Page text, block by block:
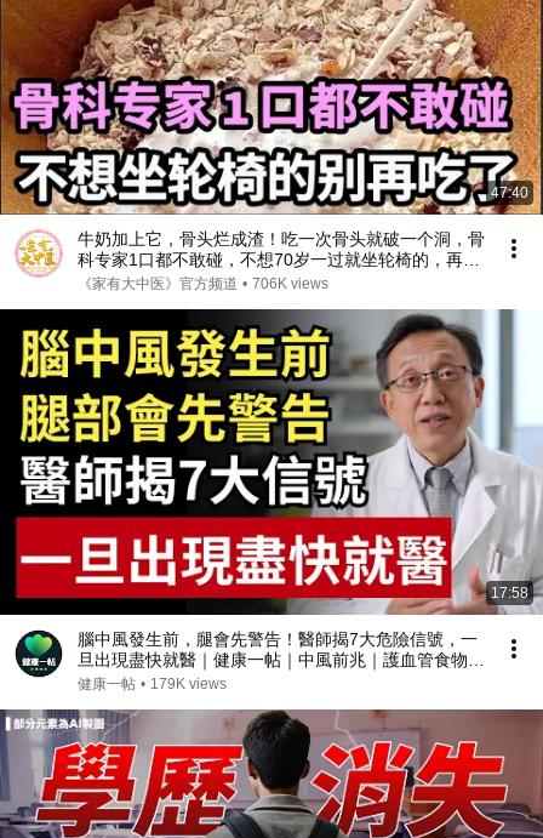
47:40
牛奶加上它，骨头烂成渣！吃一次骨头就破一个洞，骨
科专家1口都不敢碰，不想70岁一过就坐轮椅的，再喜
欢都要忌口！【家庭大医生】
《家有大中医》官方频道 • 706K views
17:58
腦中風發生前，腿會先警告！醫師揭7大危險信號，一
旦出現盡快就醫｜健康一帖｜中風前兆｜護血管食物｜
腦中風症狀
健康一帖 • 179K views